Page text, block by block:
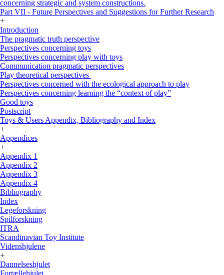
concerning strategic and system constructions.
Part VII - Future Perspectives and Suggestions for Further Research
+
Introduction
The pragmatic truth perspective
Perspectives concerning toys
Perspectives concerning play with toys
Communication pragmatic perspectives
Play theoretical perspectives
Perspectives concerned with the ecological approach to play
Perspectives concerning learning the “context of play”
Good toys
Postscript
Toys & Users Appendix, Bibliography and Index
+
Appendices
+
Appendix 1
Appendix 2
Appendix 3
Appendix 4
Bibliography
Index
Legeforskning
Spilforskning
ITRA
Scandinavian Toy Institute
Videnshjulene
+
Dannelseshjulet
Fortællehjulet